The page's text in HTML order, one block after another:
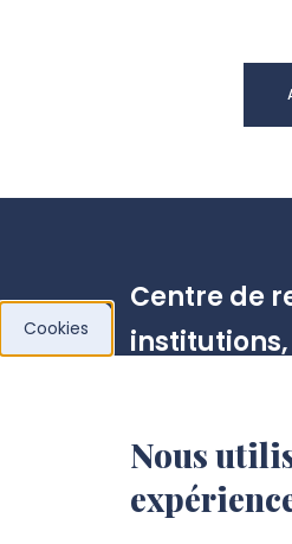
Centre de
institutions,
d’Amiens
10 Placette
Cookies
Nous